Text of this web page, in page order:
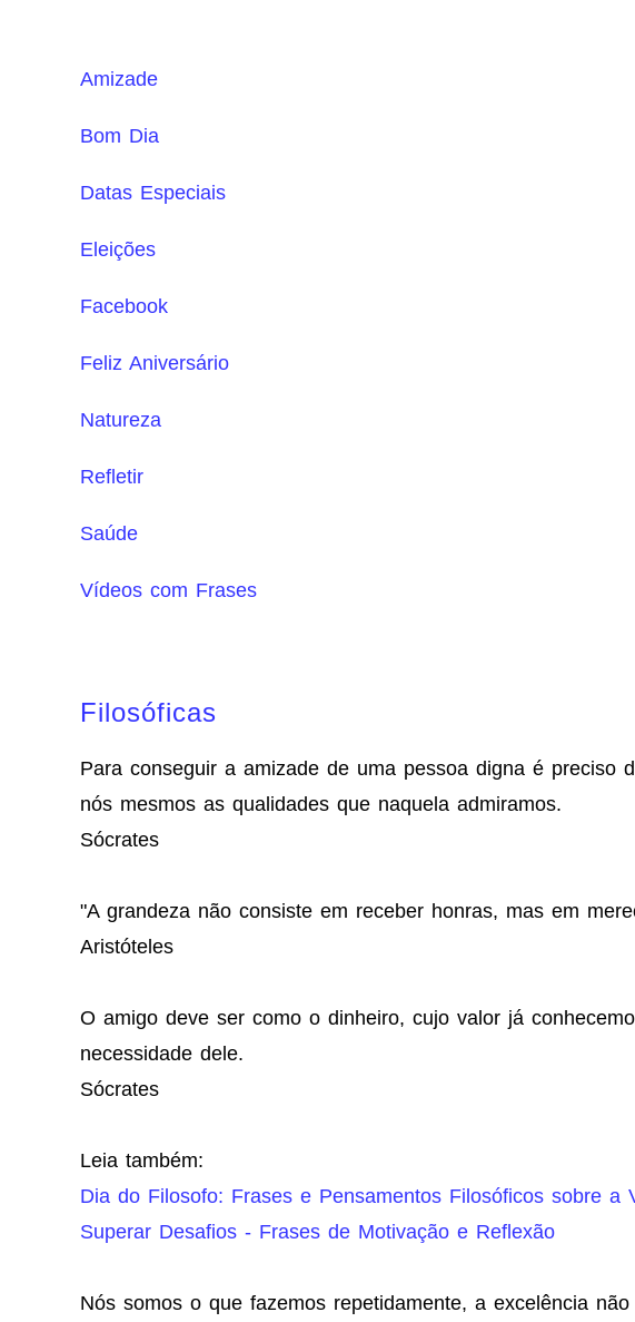
Amizade
Bom Dia
Datas Especiais
Eleições
Facebook
Feliz Aniversário
Natureza
Refletir
Saúde
Vídeos com Frases
Filosóficas
Para conseguir a amizade de uma pessoa digna é preciso
nós mesmos as qualidades que naquela admiramos.
Sócrates
"A grandeza não consiste em receber honras, mas em
Aristóteles
O amigo deve ser como o dinheiro, cujo valor já
necessidade dele.
Sócrates
Leia também:
Dia do Filosofo: Frases e Pensamentos Filosóficos sobre a
Superar Desafios - Frases de Motivação e Reflexão
Nós somos o que fazemos repetidamente, a excelência